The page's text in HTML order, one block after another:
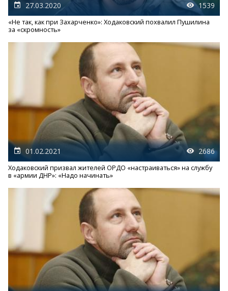
27.03.2020 1539
«Не так, как при Захарченко»: Ходаковский похвалил Пушилина
за «скромность»
01.02.2021 2686
Ходаковский призвал жителей ОРДО «настраиваться» на службу
в «армии ДНР»: «Надо начинать»